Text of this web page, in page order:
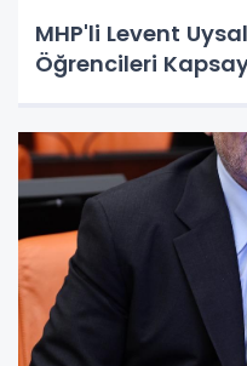
MHP'li Levent
Öğrencileri